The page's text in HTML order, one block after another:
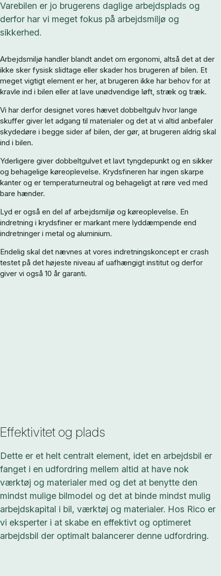
Varebilen er jo brugerens daglige arbejdsplads og
derfor har vi meget fokus på arbejdsmiljø og
sikkerhed.
Arbejdsmiljø handler blandt andet om ergonomi, altså det at der
ikke sker fysisk slidtage eller skader hos brugeren af bilen. Et
meget vigtigt element er her, at brugeren ikke har behov for at
kravle ind i bilen eller at lave unødvendige løft, stræk og træk.
Vi har derfor designet vores hævet dobbeltgulv hvor lange
skuffer giver let adgang til materialer og det at vi altid anbefaler
skydedøre i begge sider af bilen, der gør, at brugeren aldrig skal
ind i bilen.
Yderligere giver dobbeltgulvet et lavt tyngdepunkt og en sikker
og behagelige køreoplevelse. Krydsfineren har ingen skarpe
kanter og er temperaturneutral og behageligt at røre ved med
bare hænder.
Lyd er også en del af arbejdsmiljø og køreoplevelse. En
indretning i krydsfiner er markant mere lyddæmpende end
indretninger i metal og aluminium.
Endelig skal det nævnes at vores indretningskoncept er crash
testet på det højeste niveau af uafhængigt institut og derfor
giver vi også 10 år garanti.
Effektivitet og plads
Dette er et helt centralt element, idet en arbejdsbil er
fanget i en udfordring mellem altid at have nok
værktøj og materialer med og det at benytte den
mindst mulige bilmodel og det at binde mindst mulig
arbejdskapital i bil, værktøj og materialer. Hos Rico er
vi eksperter i at skabe en effektivt og optimeret
arbejdsbil der optimalt balancerer denne udfordring.